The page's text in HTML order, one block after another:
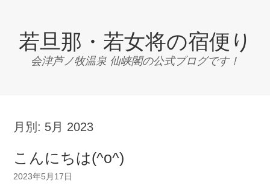
若旦那・若女将の宿便り
会津芦ノ牧温泉 仙峡閣の公式ブログです！
月別: 5月 2023
こんにちは(^o^)
2023年5月17日